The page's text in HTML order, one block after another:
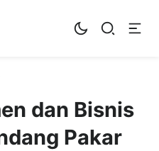
dan Bisnis
Pakar